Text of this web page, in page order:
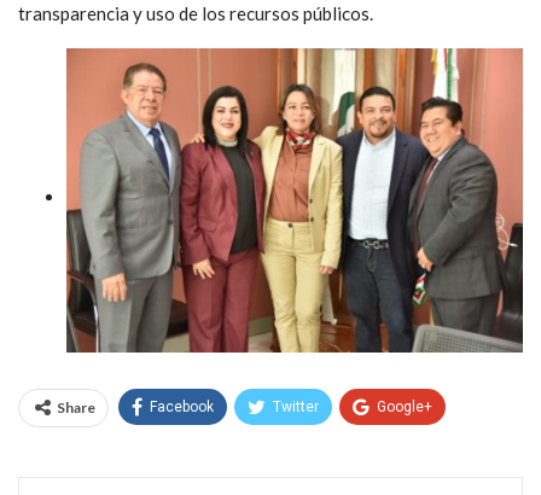
transparencia y uso de los recursos públicos.
Share Facebook Twitter Google+